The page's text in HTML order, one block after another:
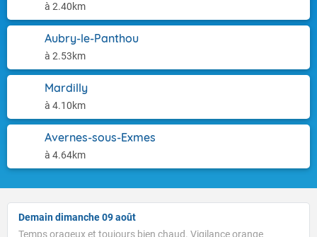
à 2.40km
Aubry-le-Panthou
à 2.53km
Mardilly
à 4.10km
Avernes-sous-Exmes
à 4.64km
Demain dimanche 09 août
Temps orageux et toujours bien chaud. Vigilance orange